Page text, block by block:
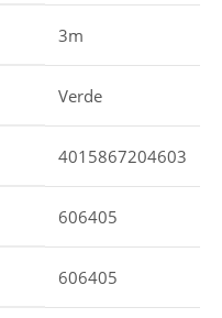
3m
Verde
4015867204603
606405
606405